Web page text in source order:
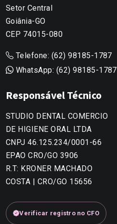
Setor Central
Goiânia-GO
CEP 74015-080
Telefone: (62) 98185-1787
WhatsApp: (62) 98185-1787
Responsável Técnico
STUDIO DENTAL COMERCIO
DE HIGIENE ORAL LTDA
CNPJ 46.125.234/0001-66
EPAO CRO/GO 3906
R.T: KRONER MACHADO
COSTA | CRO/GO 15656
Verificar registro no CFO